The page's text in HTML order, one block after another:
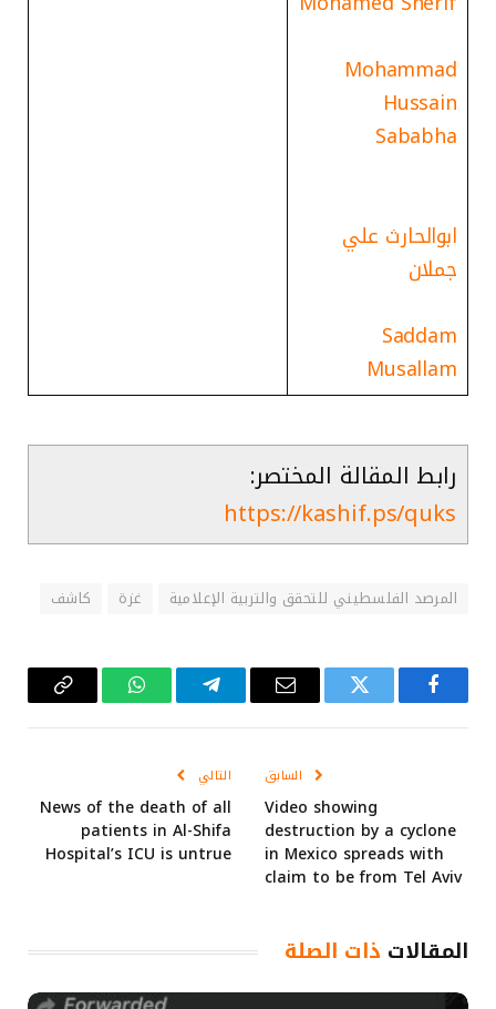
Mohammad
Hussain
Sababha
ابوالحارث علي
جملان
Saddam
Musallam
رابط المقالة المختصر:
https://kashif.ps/quks
المرصد الفلسطيني للتحقق والتربية الإعلامية غزة كاشف
فيسبوك تويتر
البريد
تيلقرام واتساب Copy
السابق
Video showing
destruction by a cyclone
in Mexico spreads with
claim to be from Tel Aviv
التالي
News of the death of all
patients in Al-Shifa
Hospital’s ICU is untrue
المقالات ذات الصلة